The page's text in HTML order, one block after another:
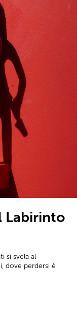
Labirinto
si svela al
dove perdersi è